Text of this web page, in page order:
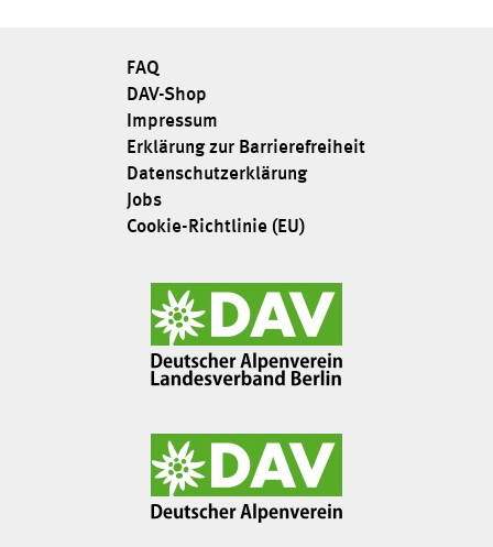
FAQ
DAV-Shop
Impressum
Erklärung zur Barrierefreiheit
Datenschutzerklärung
Jobs
Cookie-Richtlinie (EU)